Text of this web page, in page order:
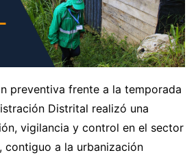
preventiva frente a la temporada
Distrital realizó una
vigilancia y control en el sector
contiguo a la urbanización